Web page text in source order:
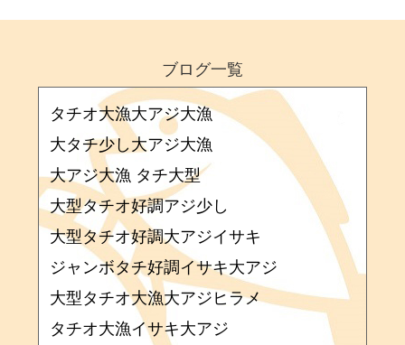
ブログ一覧
タチオ大漁大アジ大漁
大タチ少し大アジ大漁
大アジ大漁 タチ大型
大型タチオ好調アジ少し
大型タチオ好調大アジイサキ
ジャンボタチ好調イサキ大アジ
大型タチオ大漁大アジヒラメ
タチオ大漁イサキ大アジ